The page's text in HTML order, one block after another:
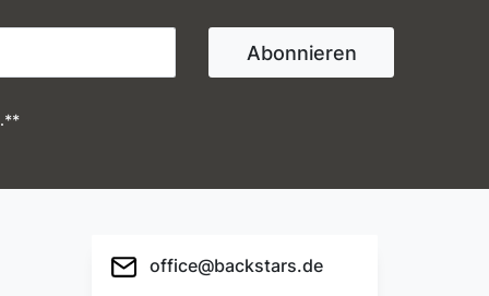
Abonnieren
office@backstars.de